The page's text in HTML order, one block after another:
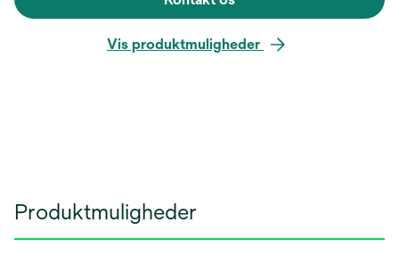
Vis produktmuligheder
Produktmuligheder